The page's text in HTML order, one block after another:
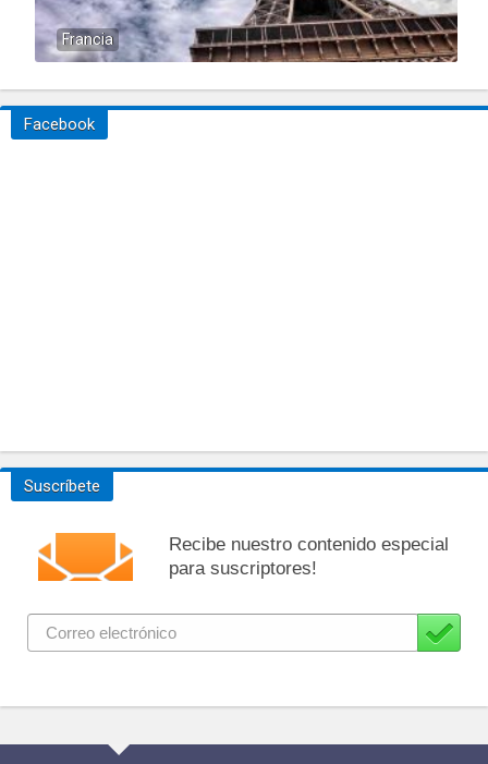
Francia
Facebook
Suscríbete
Recibe nuestro contenido especial
para suscriptores!